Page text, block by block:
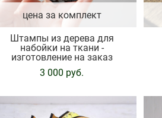
цена за комплект
Штампы из дерева для
набойки на ткани -
изготовление на заказ
3 000 pуб.